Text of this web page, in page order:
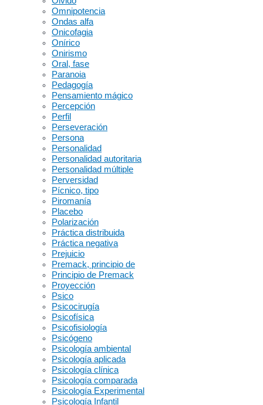
Omnipotencia
Ondas alfa
Onicofagia
Onírico
Onirismo
Oral, fase
Paranoia
Pedagogía
Pensamiento mágico
Percepción
Perfil
Perseveración
Persona
Personalidad
Personalidad autoritaria
Personalidad múltiple
Perversidad
Pícnico, tipo
Piromanía
Placebo
Polarización
Práctica distribuida
Práctica negativa
Prejuicio
Premack, principio de
Principio de Premack
Proyección
Psico
Psicocirugía
Psicofísica
Psicofisiología
Psicógeno
Psicología ambiental
Psicología aplicada
Psicología clínica
Psicología comparada
Psicología Experimental
Psicología Infantil